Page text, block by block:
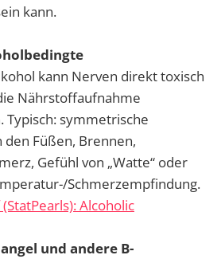
kann.
kann Nerven direkt toxisch
Nährstoffaufnahme
Typisch: symmetrische
den Füßen, Brennen,
Gefühl von „Watte“ oder
Schmerzempfindung.
Alcoholic
und andere B-